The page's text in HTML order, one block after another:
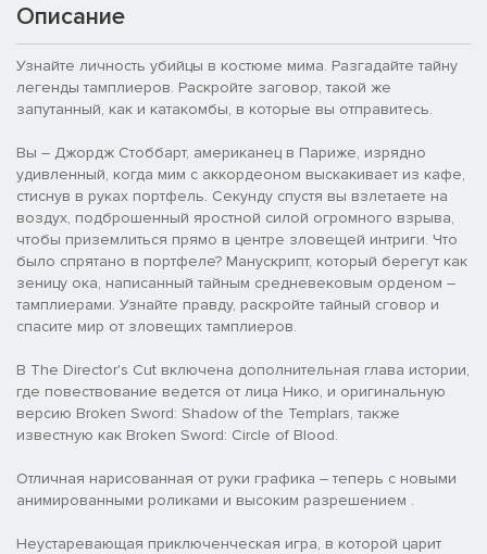
Описание
Узнайте личность убийцы в костюме мима. Разгадайте тайну
легенды тамплиеров. Раскройте заговор, такой же
запутанный, как и катакомбы, в которые вы отправитесь.
Вы – Джордж Стоббарт, американец в Париже, изрядно
удивленный, когда мим с аккордеоном выскакивает из кафе,
стиснув в руках портфель. Секунду спустя вы взлетаете на
воздух, подброшенный яростной силой огромного взрыва,
чтобы приземлиться прямо в центре зловещей интриги. Что
было спрятано в портфеле? Манускрипт, который берегут как
зеницу ока, написанный тайным средневековым орденом –
тамплиерами. Узнайте правду, раскройте тайный сговор и
спасите мир от зловещих тамплиеров.
В The Director's Cut включена дополнительная глава истории,
где повествование ведется от лица Нико, и оригинальную
версию Broken Sword: Shadow of the Templars, также
известную как Broken Sword: Circle of Blood.
Отличная нарисованная от руки графика – теперь с новыми
анимированными роликами и высоким разрешением .
Неустаревающая приключенческая игра, в которой царит